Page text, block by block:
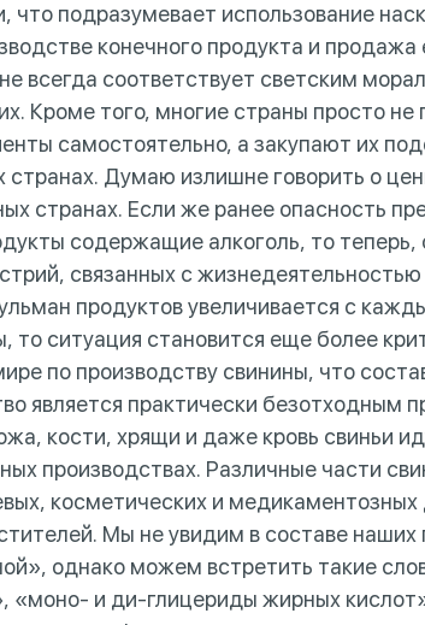
что подразумевает использование
конечного продукта и
всегда соответствует светским
Кроме того, многие страны просто не
самостоятельно, а закупают их
странах. Думаю излишне говорить о
странах. Если же ранее опасность
содержащие алкоголь, то теперь,
связанных с
продуктов увеличивается с
то ситуация становится еще более
по производству свинины, что
является практически безотходным
кости, хрящи и даже кровь свиньи
производствах. Различные части
косметических и медикаментозных
Мы не увидим в составе наших
однако можем встретить такие
«моно- и ди-глицериды жирных